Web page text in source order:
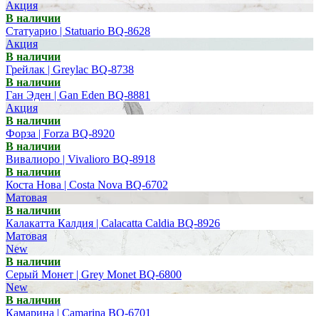
Акция
В наличии
Статуарио | Statuario BQ-8628
Акция
В наличии
Грейлак | Greylac BQ-8738
В наличии
Ган Эден | Gan Eden BQ-8881
Акция
В наличии
Форза | Forza BQ-8920
В наличии
Вивалиоро | Vivalioro BQ-8918
В наличии
Коста Нова | Costa Nova BQ-6702
Матовая
В наличии
Калакатта Калдия | Calacatta Caldia BQ-8926
Матовая
New
В наличии
Серый Монет | Grey Monet BQ-6800
New
В наличии
Камарина | Camarina BQ-6701